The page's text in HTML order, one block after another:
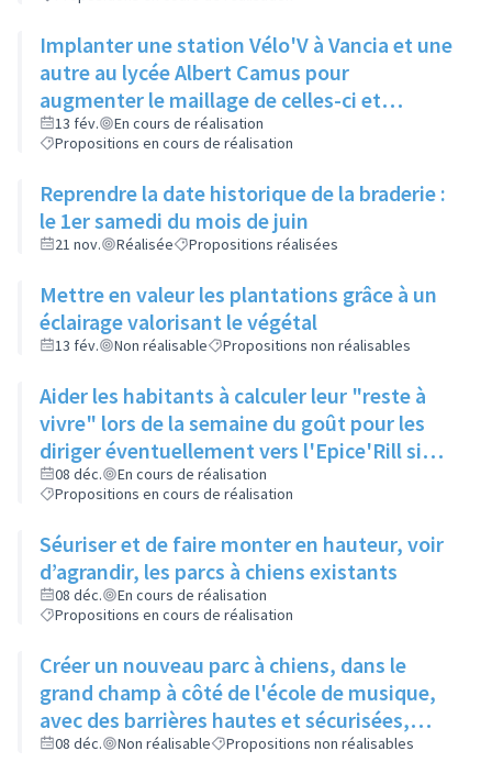
Implanter une station Vélo'V à Vancia et une
autre au lycée Albert Camus pour
augmenter le maillage de celles-ci et
compenser le manque de bus à Vancia
notamment
13 fév.
En cours de réalisation
Propositions en cours de réalisation
Reprendre la date historique de la braderie :
le 1er samedi du mois de juin
21 nov. Réalisée Propositions réalisées
Mettre en valeur les plantations grâce à un
éclairage valorisant le végétal
13 fév. Non réalisable Propositions non réalisables
Aider les habitants à calculer leur "reste à
vivre" lors de la semaine du goût pour les
diriger éventuellement vers l'Epice'Rill si
besoin
08 déc.
En cours de réalisation
Propositions en cours de réalisation
Séuriser et de faire monter en hauteur, voir
d’agrandir, les parcs à chiens existants
08 déc.
En cours de réalisation
Propositions en cours de réalisation
Créer un nouveau parc à chiens, dans le
grand champ à côté de l'école de musique,
avec des barrières hautes et sécurisées,
pour qu'il y ait assez d'espace pour que les
08 déc. Non réalisable Propositions non réalisables